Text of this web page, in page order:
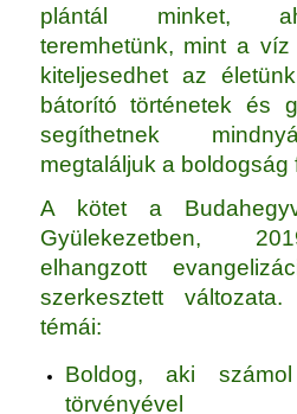
plántál minket,
teremhetünk, mint a
kiteljesedhet az
bátorító történetek és
segíthetnek
megtaláljuk a boldogság
A kötet a
Gyülekezetben,
elhangzott
szerkesztett
témái:
Boldog, aki
törvényével